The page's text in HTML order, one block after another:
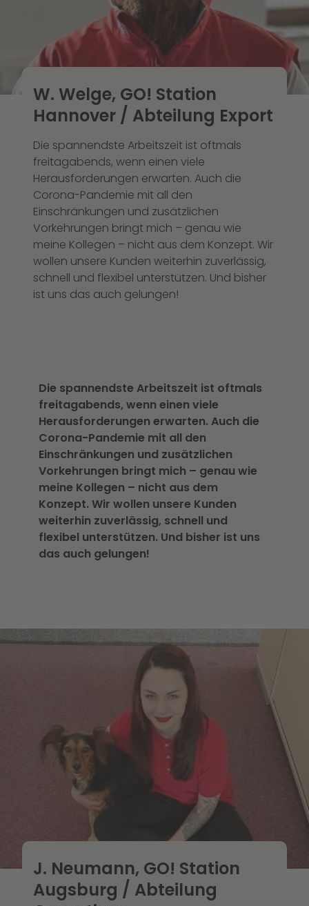
W. Welge, GO! Station
Hannover / Abteilung Export
Die spannendste Arbeitszeit ist oftmals
freitagabends, wenn einen viele
Herausforderungen erwarten. Auch die
Corona-Pandemie mit all den
Einschränkungen und zusätzlichen
Vorkehrungen bringt mich – genau wie
meine Kollegen – nicht aus dem Konzept. Wir
wollen unsere Kunden weiterhin zuverlässig,
schnell und flexibel unterstützen. Und bisher
ist uns das auch gelungen!
Die spannendste Arbeitszeit ist oftmals
freitagabends, wenn einen viele
Herausforderungen erwarten. Auch die
Corona-Pandemie mit all den
Einschränkungen und zusätzlichen
Vorkehrungen bringt mich – genau wie
meine Kollegen – nicht aus dem
Konzept. Wir wollen unsere Kunden
weiterhin zuverlässig, schnell und
flexibel unterstützen. Und bisher ist uns
das auch gelungen!
J. Neumann, GO! Station
Augsburg / Abteilung